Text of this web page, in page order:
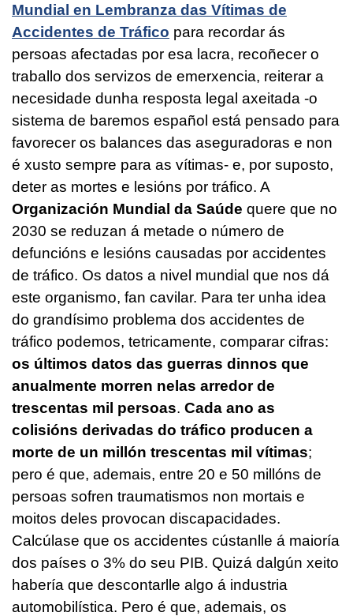
Mundial en Lembranza das Vítimas de
Accidentes de Tráfico para recordar ás
persoas afectadas por esa lacra, recoñecer o
traballo dos servizos de emerxencia, reiterar a
necesidade dunha resposta legal axeitada -o
sistema de baremos español está pensado para
favorecer os balances das aseguradoras e non
é xusto sempre para as vítimas- e, por suposto,
deter as mortes e lesións por tráfico. A
Organización Mundial da Saúde quere que no
2030 se reduzan á metade o número de
defuncións e lesións causadas por accidentes
de tráfico. Os datos a nivel mundial que nos dá
este organismo, fan cavilar. Para ter unha idea
do grandísimo problema dos accidentes de
tráfico podemos, tetricamente, comparar cifras:
os últimos datos das guerras dinnos que
anualmente morren nelas arredor de
trescentas mil persoas. Cada ano as
colisións derivadas do tráfico producen a
morte de un millón trescentas mil vítimas;
pero é que, ademais, entre 20 e 50 millóns de
persoas sofren traumatismos non mortais e
moitos deles provocan discapacidades.
Calcúlase que os accidentes cústanlle á maioría
dos países o 3% do seu PIB. Quizá dalgún xeito
habería que descontarlle algo á industria
automobilística. Pero é que, ademais, os